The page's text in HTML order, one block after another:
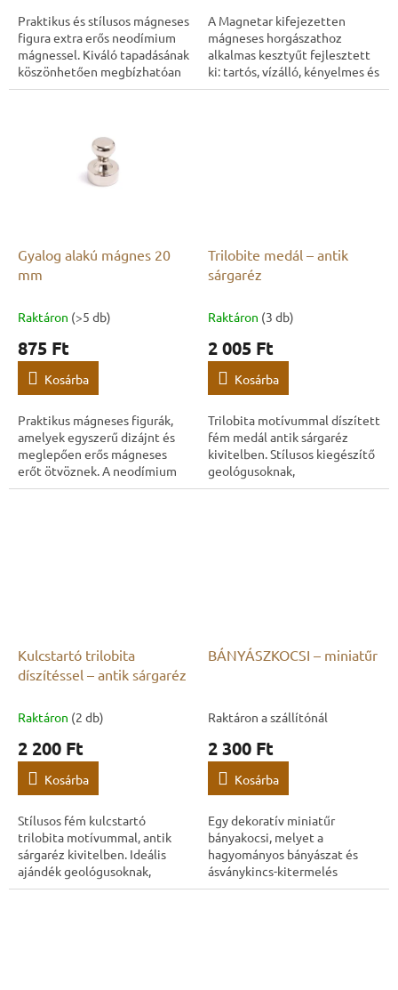
Praktikus és stílusos mágneses
figura extra erős neodímium
mágnessel. Kiváló tapadásának
köszönhetően megbízhatóan
tartja a jegyzeteket,
A Magnetar kifejezetten
mágneses horgászathoz
alkalmas kesztyűt fejlesztett
ki: tartós, vízálló, kényelmes és
kiváló minőségű. És mindez
Gyalog alakú mágnes 20
mm
Raktáron (>5 db)
875 Ft
Kosárba
Praktikus mágneses figurák,
amelyek egyszerű dizájnt és
meglepően erős mágneses
erőt ötvöznek. A neodímium
magnak köszönhetően
Trilobite medál – antik
sárgaréz
Raktáron (3 db)
2 005 Ft
Kosárba
Trilobita motívummal díszített
fém medál antik sárgaréz
kivitelben. Stílusos kiegészítő
geológusoknak,
paleontológusoknak és
Kulcstartó trilobita
díszítéssel – antik sárgaréz
Raktáron (2 db)
2 200 Ft
Kosárba
Stílusos fém kulcstartó
trilobita motívummal, antik
sárgaréz kivitelben. Ideális
ajándék geológusoknak,
paleontológusoknak,
BÁNYÁSZKOCSI – miniatűr
Raktáron a szállítónál
2 300 Ft
Kosárba
Egy dekoratív miniatűr
bányakocsi, melyet a
hagyományos bányászat és
ásványkincs-kitermelés
ihletett. Stílusos kiegészítő